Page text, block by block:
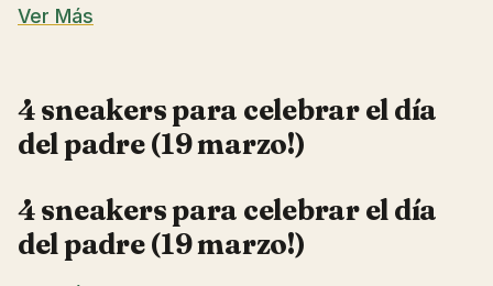
Ver Más
4 sneakers para celebrar el día
del padre (19 marzo!)
4 sneakers para celebrar el día
del padre (19 marzo!)